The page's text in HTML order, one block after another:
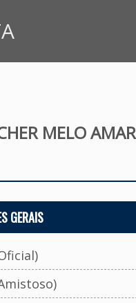
MELO
GERAIS